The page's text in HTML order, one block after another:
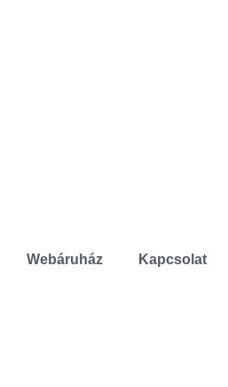
Webáruház Kapcsolat